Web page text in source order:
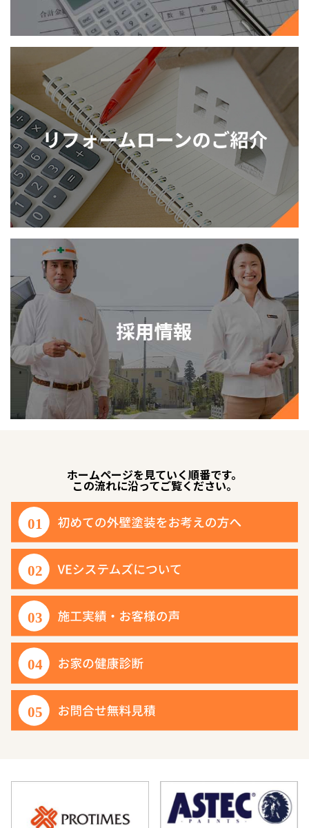
ホームページを見ていく順番です。
この流れに沿ってご覧ください。